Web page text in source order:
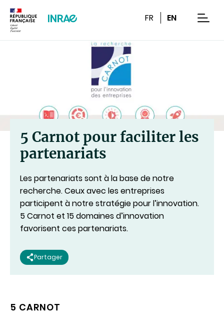
FR EN
5 Carnot pour faciliter les
partenariats
Les partenariats sont à la base de notre
recherche. Ceux avec les entreprises
participent à notre stratégie pour l’innovation.
5 Carnot et 15 domaines d’innovation
favorisent ces partenariats.
Partager
5 CARNOT